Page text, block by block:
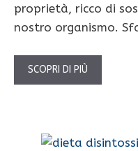
proprietà, ricco di
nostro organismo.
SCOPRI DI PIÙ